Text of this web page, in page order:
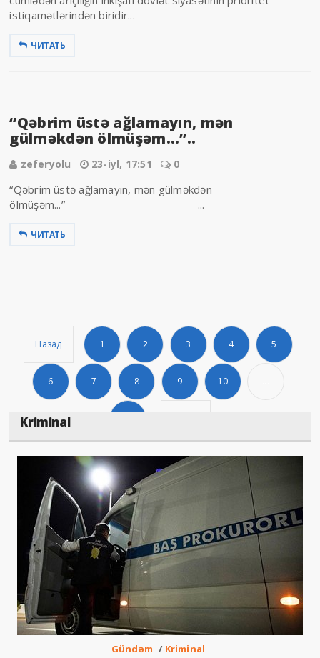
istiqamətlərindən biridir...
ЧИТАТЬ
“Qəbrim üstə ağlamayın, mən
gülməkdən ölmüşəm...”..
zeferyolu 23-iyl, 17:51 0
“Qəbrim üstə ağlamayın, mən gülməkdən
ölmüşəm...” ...
ЧИТАТЬ
Назад 1 2 3 4 5
6 7 8 9 10
Kriminal
Gündəm / Kriminal